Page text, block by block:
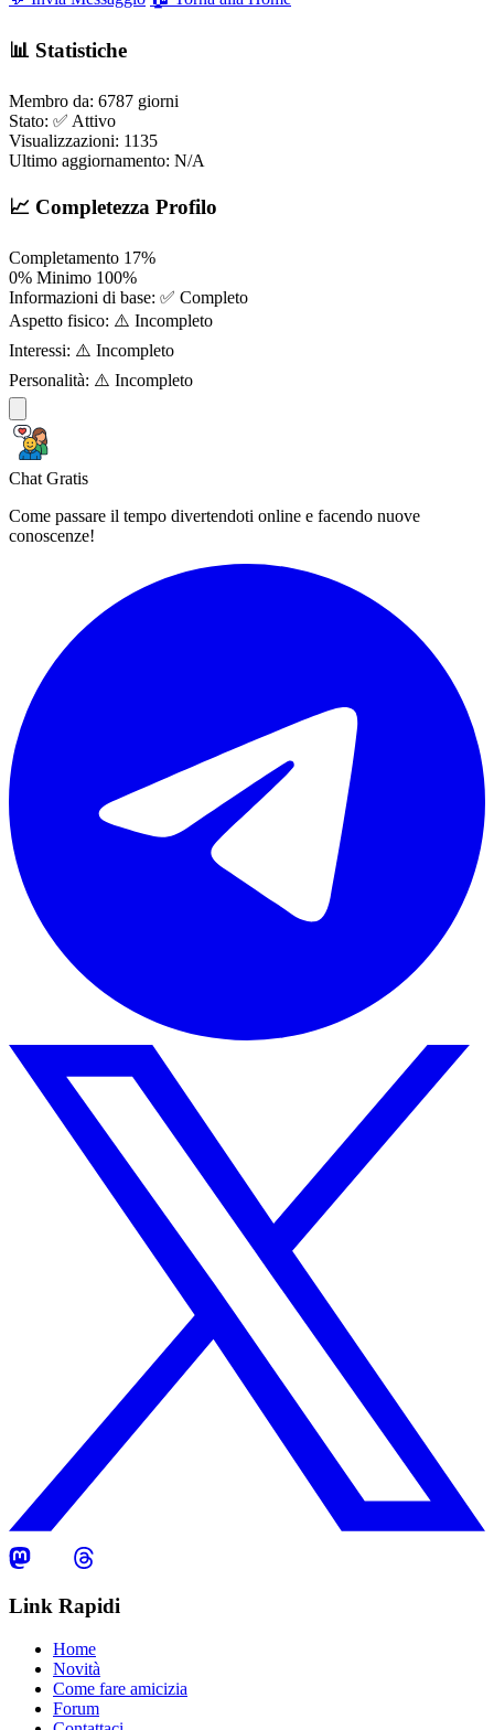
📊 Statistiche
Membro da: 6787 giorni
Stato: ✅ Attivo
Visualizzazioni: 1135
Ultimo aggiornamento: N/A
📈 Completezza Profilo
Completamento 17%
0% Minimo 100%
Informazioni di base: ✅ Completo
Aspetto fisico: ⚠️ Incompleto
Interessi: ⚠️ Incompleto
Personalità: ⚠️ Incompleto
Chat Gratis
Come passare il tempo divertendoti online e facendo nuove
conoscenze!
Link Rapidi
Home
Novità
Come fare amicizia
Forum